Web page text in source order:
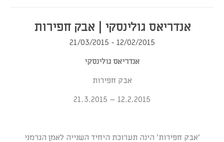
אנדריאס גולינסקי | אבק חפירות
12/02/2015 - 21/03/2015
אנדריאס גולינסקי
אבק חפירות
12.2.2015 – 21.3.2015
'אבק חפירות' הינה תערוכת היחיד השנייה לאמן הגרמני